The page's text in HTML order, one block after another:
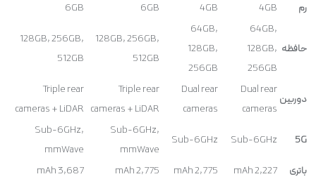
رم
4GB
4GB
6GB
6GB
حافظه
64GB,
128GB,
256GB
64GB,
128GB,
256GB
128GB, 256GB,
512GB
128GB, 256GB,
512GB
دوربین
Dual rear
cameras
Dual rear
cameras
Triple rear
cameras + LiDAR
Triple rear
cameras + LiDAR
5G
Sub-6GHz
Sub-6GHz
Sub-6GHz,
mmWave
Sub-6GHz,
mmWave
باتری
2,227 mAh
2,775 mAh
2,775 mAh
3,687 mAh